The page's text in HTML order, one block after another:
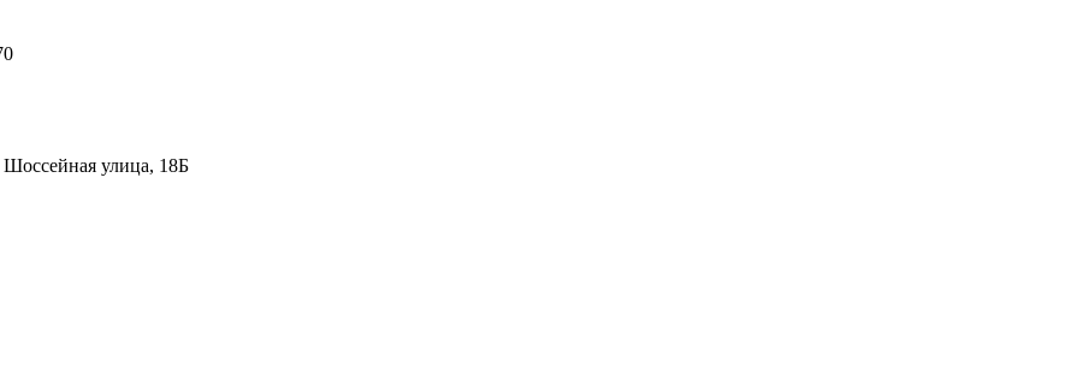
Шоссейная улица, 18Б